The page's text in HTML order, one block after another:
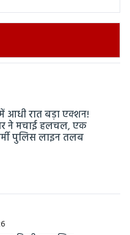
आधी रात बड़ा एक्शन!
ने मचाई हलचल, एक
पुलिस लाइन तलब